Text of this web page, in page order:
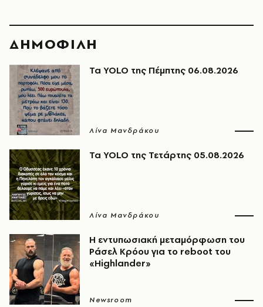
ΔΗΜΟΦΙΛΗ
Τα YOLO της Πέμπτης 06.08.2026
Λίνα Μανδράκου
Τα YOLO της Τετάρτης 05.08.2026
Λίνα Μανδράκου
Η εντυπωσιακή μεταμόρφωση του
Ράσελ Κρόου για το reboot του
«Highlander»
Newsroom